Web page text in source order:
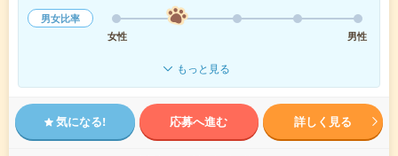
男女比率
女性
男性
もっと見る
気になる! 応募へ進む 詳しく見る